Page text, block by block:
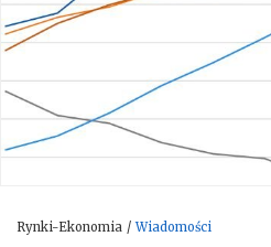
Rynki-Ekonomia Wiadomości